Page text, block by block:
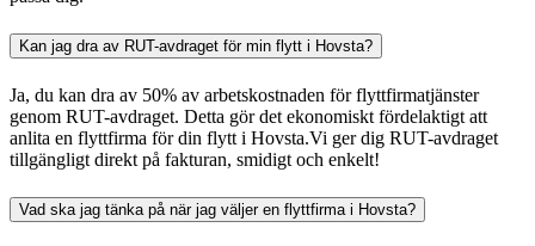
Kan jag dra av RUT-avdraget för min flytt i Hovsta?
Ja, du kan dra av 50% av arbetskostnaden för flyttfirmatjänster
genom RUT-avdraget. Detta gör det ekonomiskt fördelaktigt att
anlita en flyttfirma för din flytt i Hovsta.Vi ger dig RUT-avdraget
tillgängligt direkt på fakturan, smidigt och enkelt!
Vad ska jag tänka på när jag väljer en flyttfirma i Hovsta?